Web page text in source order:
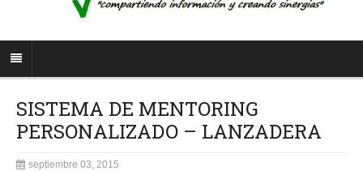
SISTEMA DE MENTORING
PERSONALIZADO – LANZADERA
septiembre 03, 2015